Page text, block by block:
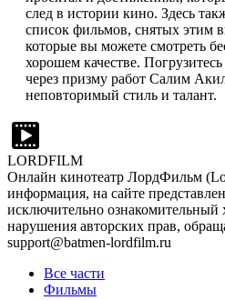
след в истории кино. Здесь
список фильмов, снятых этим
которые вы можете смотреть
хорошем качестве.
через призму работ Салим
неповторимый стиль и талант.
LORDFILM
Онлайн кинотеатр ЛордФильм
информация, на сайте
исключительно ознакомительный
нарушения авторских прав,
support@batmen-lordfilm.ru
Все части
Фильмы